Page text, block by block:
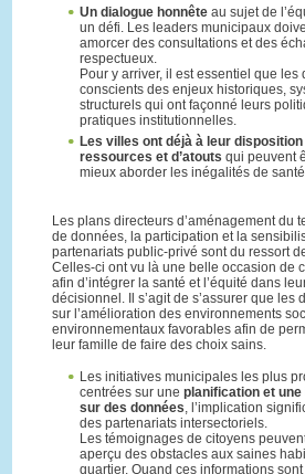
Un dialogue honnêteau sujet de
un défi. Les leaders municipaux
amorcer des consultations et des
respectueux.
Pour y arriver, il est essentiel que les
conscients des enjeux historiques,
structurels qui ont façonné leurs
pratiques institutionnelles.
Les villes ont déjà à leur
ressources et d’atouts qui peuvent
mieux aborder les inégalités de
Les plans directeurs d’aménagement du
de données, la participation et la
partenariats public-privé sont du ressort
Celles-ci ont vu là une belle occasion de
afin d’intégrer la santé et l’équité dans
décisionnel. Il s’agit de s’assurer que les
sur l’amélioration des environnements
environnementaux favorables afin de
leur famille de faire des choix sains.
Les initiatives municipales les plus
centrées sur une planification et
sur des données, l’implication
des partenariats intersectoriels.
Les témoignages de citoyens
aperçu des obstacles aux saines
quartier. Quand ces informations